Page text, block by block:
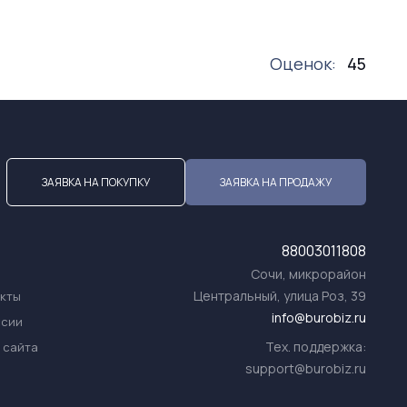
Оценок: 45
ЗАЯВКА НА ПОКУПКУ ЗАЯВКА НА ПРОДАЖУ
88003011808
Сочи, микрорайон
Центральный, улица Роз, 39
info@burobiz.ru
Тех. поддержка:
support@burobiz.ru
сайта